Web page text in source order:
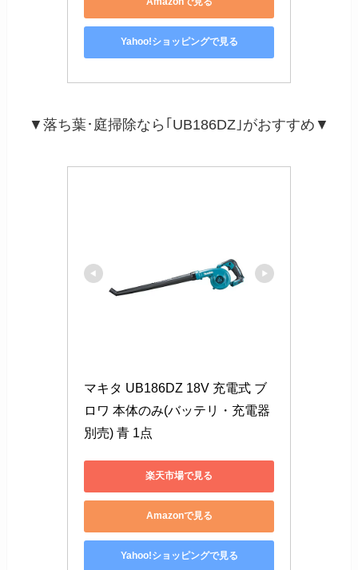
Yahoo!ショッピングで見る
▼落ち葉･庭掃除なら｢UB186DZ｣がおすすめ▼
マキタ UB186DZ 18V 充電式 ブ
ロワ 本体のみ(バッテリ・充電器
別売) 青 1点
楽天市場で見る
Amazonで見る
Yahoo!ショッピングで見る